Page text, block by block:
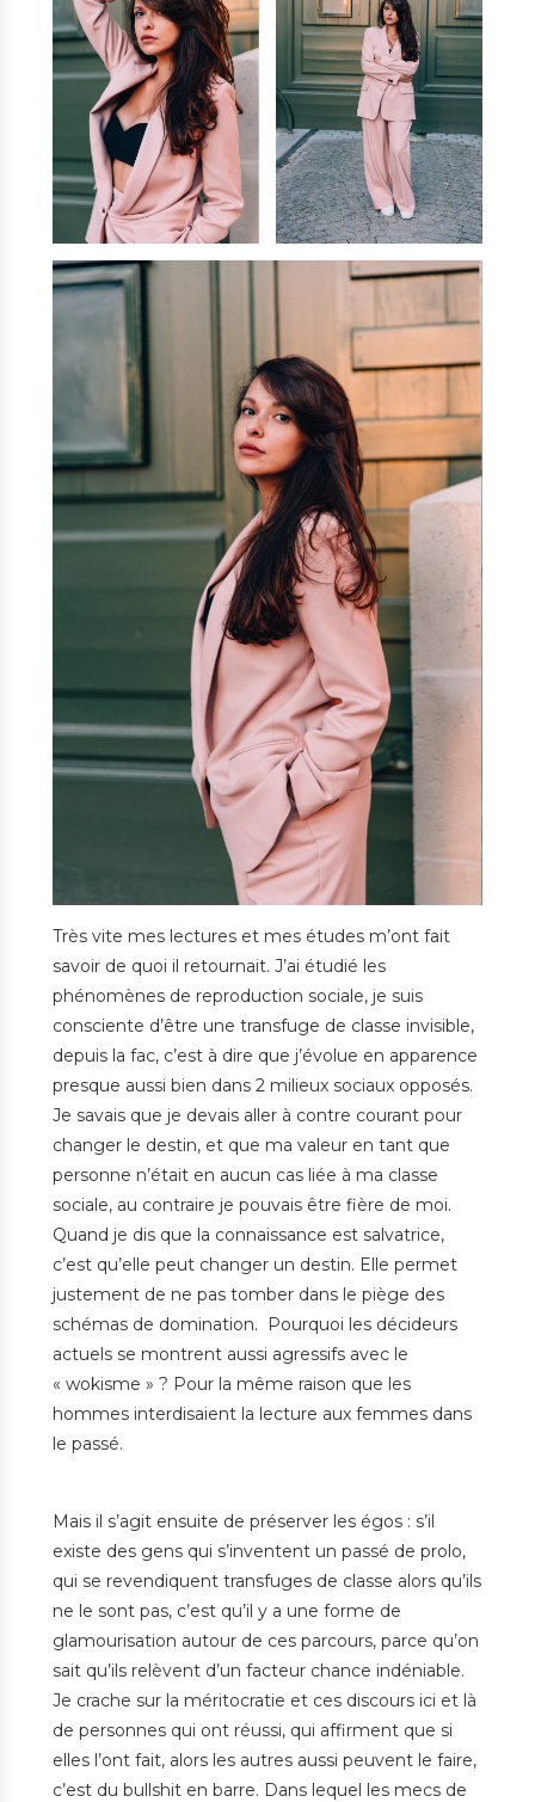
Très vite mes lectures et mes études m’ont fait
savoir de quoi il retournait. J’ai étudié les
phénomènes de reproduction sociale, je suis
consciente d’être une transfuge de classe invisible,
depuis la fac, c’est à dire que j’évolue en apparence
presque aussi bien dans 2 milieux sociaux opposés.
Je savais que je devais aller à contre courant pour
changer le destin, et que ma valeur en tant que
personne n’était en aucun cas liée à ma classe
sociale, au contraire je pouvais être fière de moi.
Quand je dis que la connaissance est salvatrice,
c’est qu’elle peut changer un destin. Elle permet
justement de ne pas tomber dans le piège des
schémas de domination. Pourquoi les décideurs
actuels se montrent aussi agressifs avec le
« wokisme » ? Pour la même raison que les
hommes interdisaient la lecture aux femmes dans
le passé.
Mais il s’agit ensuite de préserver les égos : s’il
existe des gens qui s’inventent un passé de prolo,
qui se revendiquent transfuges de classe alors qu’ils
ne le sont pas, c’est qu’il y a une forme de
glamourisation autour de ces parcours, parce qu’on
sait qu’ils relèvent d’un facteur chance indéniable.
Je crache sur la méritocratie et ces discours ici et là
de personnes qui ont réussi, qui affirment que si
elles l’ont fait, alors les autres aussi peuvent le faire,
c’est du bullshit en barre. Dans lequel les mecs de